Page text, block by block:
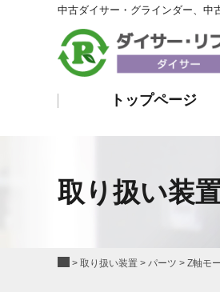
中古ダイサー・グラインダー、
トップページ
取り扱い装
> 取り扱い装置 > パーツ > Z軸モ